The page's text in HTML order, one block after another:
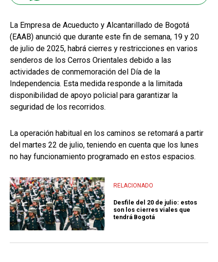
La Empresa de Acueducto y Alcantarillado de Bogotá
(EAAB) anunció que durante este fin de semana, 19 y 20
de julio de 2025, habrá cierres y restricciones en varios
senderos de los Cerros Orientales debido a las
actividades de conmemoración del Día de la
Independencia. Esta medida responde a la limitada
disponibilidad de apoyo policial para garantizar la
seguridad de los recorridos.
La operación habitual en los caminos se retomará a partir
del martes 22 de julio, teniendo en cuenta que los lunes
no hay funcionamiento programado en estos espacios.
RELACIONADO
Desfile del 20 de julio: estos
son los cierres viales que
tendrá Bogotá